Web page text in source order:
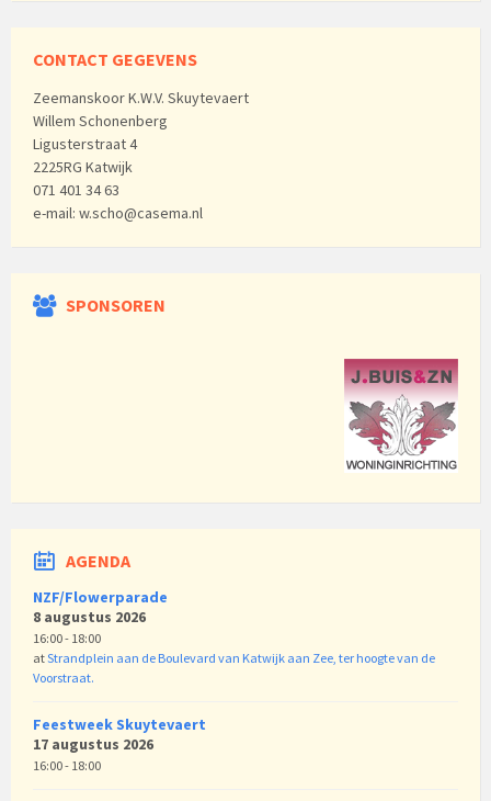
CONTACT GEGEVENS
Zeemanskoor K.W.V. Skuytevaert
Willem Schonenberg
Ligusterstraat 4
2225RG Katwijk
071 401 34 63
e-mail: w.scho@casema.nl
SPONSOREN
AGENDA
NZF/Flowerparade
8 augustus 2026
16:00 - 18:00
atStrandplein aan de Boulevard van Katwijk aan Zee, ter hoogte van de
Voorstraat.
Feestweek Skuytevaert
17 augustus 2026
16:00 - 18:00